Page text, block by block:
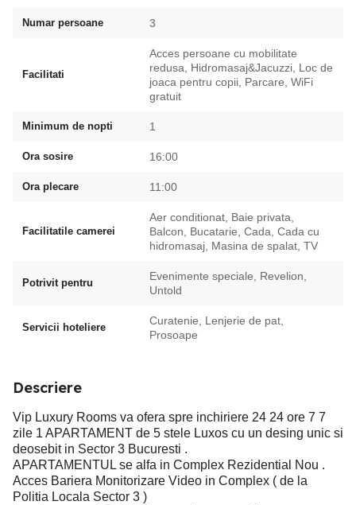
Numar persoane 3
Facilitati
Acces persoane cu mobilitate
redusa, Hidromasaj&Jacuzzi, Loc de
joaca pentru copii, Parcare, WiFi
gratuit
Minimum de nopti 1
Ora sosire 16:00
Ora plecare 11:00
Facilitatile camerei
Aer conditionat, Baie privata,
Balcon, Bucatarie, Cada, Cada cu
hidromasaj, Masina de spalat, TV
Potrivit pentru
Evenimente speciale, Revelion,
Untold
Servicii hoteliere
Curatenie, Lenjerie de pat,
Prosoape
Descriere
Vip Luxury Rooms va ofera spre inchiriere 24 24 ore 7 7
zile 1 APARTAMENT de 5 stele Luxos cu un desing unic si
deosebit in Sector 3 Bucuresti .
APARTAMENTUL se alfa in Complex Rezidential Nou .
Acces Bariera Monitorizare Video in Complex ( de la
Politia Locala Sector 3 )